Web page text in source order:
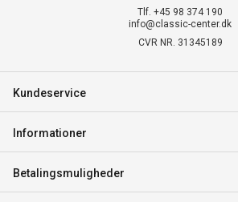
Tlf. +45 98 374 190
info@classic-center.dk
CVR NR. 31345189
Kundeservice
Informationer
Betalingsmuligheder